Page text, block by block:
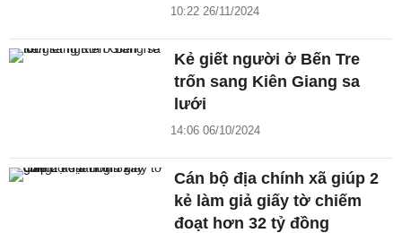
10:22 26/11/2024
Kẻ giết người ở Bến Tre
trốn sang Kiên Giang sa
lưới
14:06 06/10/2024
Cán bộ địa chính xã giúp 2
kẻ làm giả giấy tờ chiếm
đoạt hơn 32 tỷ đồng